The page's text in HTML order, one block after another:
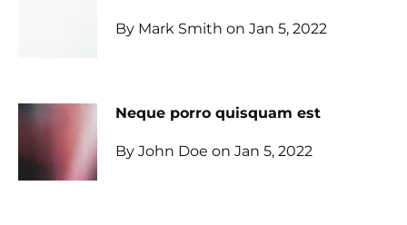
By Mark Smith on Jan 5, 2022
Neque porro quisquam est
By John Doe on Jan 5, 2022